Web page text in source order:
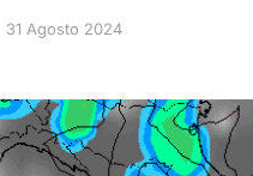
31 Agosto 2024